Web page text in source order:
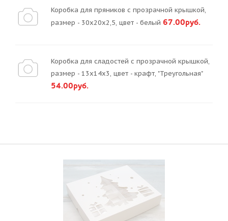
Коробка для пряников с прозрачной крышкой,
размер - 30х20х2,5, цвет - белый 67.00руб.
Коробка для сладостей с прозрачной крышкой,
размер - 13х14х3, цвет - крафт, "Треугольная"
54.00руб.